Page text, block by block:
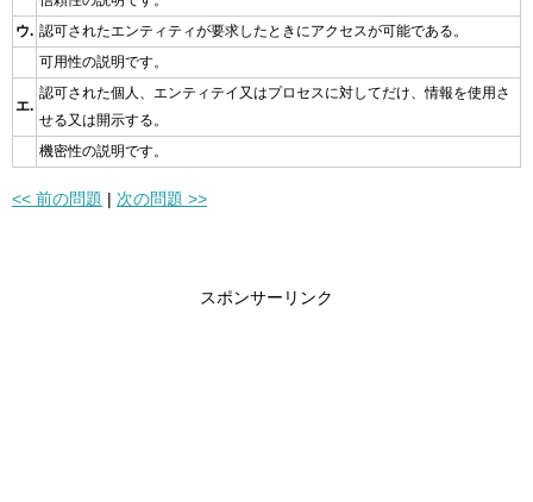
ウ. 認可されたエンティティが要求したときにアクセスが可能である。
可用性の説明です。
エ.
認可された個人、エンティテイ又はプロセスに対してだけ、情報を使用さ
せる又は開示する。
機密性の説明です。
<< 前の問題 | 次の問題 >>
スポンサーリンク